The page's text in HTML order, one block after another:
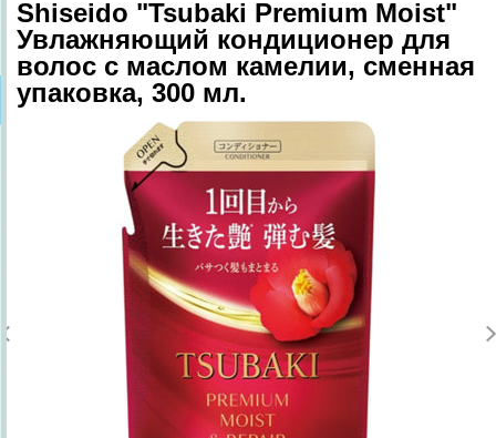
Shiseido "Tsubaki Premium Moist"
Увлажняющий кондиционер для
волос с маслом камелии, сменная
упаковка, 300 мл.